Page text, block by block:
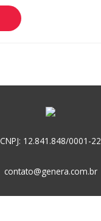
CNPJ: 12.841.848/0001-22
contato@genera.com.br